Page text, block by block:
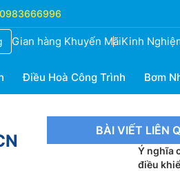
Gian hàng Khuyến MãiKinh
Điều Hoà Công Trình Bơm
BÀI VIẾT LIÊN
Ý nghĩa
điều